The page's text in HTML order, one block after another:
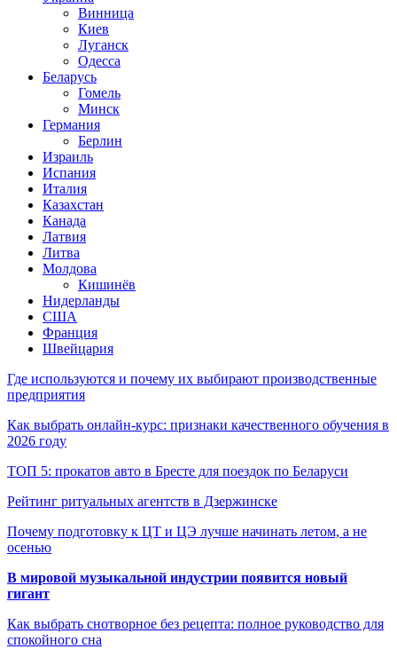
Винница
Киев
Луганск
Одесса
Беларусь
Гомель
Минск
Германия
Берлин
Израиль
Испания
Италия
Казахстан
Канада
Латвия
Литва
Молдова
Кишинёв
Нидерланды
США
Франция
Швейцария
Где используются и почему их выбирают производственные
предприятия
Как выбрать онлайн-курс: признаки качественного обучения в
2026 году
ТОП 5: прокатов авто в Бресте для поездок по Беларуси
Рейтинг ритуальных агентств в Дзержинске
Почему подготовку к ЦТ и ЦЭ лучше начинать летом, а не
осенью
В мировой музыкальной индустрии появится новый
гигант
Как выбрать снотворное без рецепта: полное руководство для
спокойного сна